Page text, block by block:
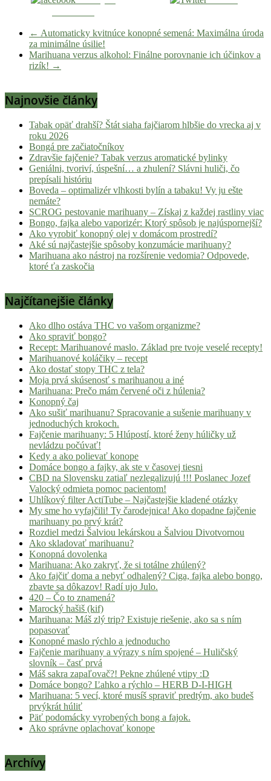
← Automaticky kvitnúce konopné semená: Maximálna úroda
za minimálne úsilie!
Marihuana verzus alkohol: Finálne porovnanie ich účinkov a
rizík! →
Najnovšie články
Tabak opäť drahší? Štát siaha fajčiarom hlbšie do vrecka aj v
roku 2026
Bongá pre začiatočníkov
Zdravšie fajčenie? Tabak verzus aromatické bylinky
Geniálni, tvoriví, úspešní… a zhulení? Slávni huliči, čo
prepísali históriu
Boveda – optimalizér vlhkosti bylín a tabaku! Vy ju ešte
nemáte?
SCROG pestovanie marihuany – Získaj z každej rastliny viac
Bongo, fajka alebo vaporizér: Ktorý spôsob je najúspornejší?
Ako vyrobiť konopný olej v domácom prostredí?
Aké sú najčastejšie spôsoby konzumácie marihuany?
Marihuana ako nástroj na rozšírenie vedomia? Odpovede,
ktoré ťa zaskočia
Najčítanejšie články
Ako dlho ostáva THC vo vašom organizme?
Ako spraviť bongo?
Recept: Marihuanové maslo. Základ pre tvoje veselé recepty!
Marihuanové koláčiky – recept
Ako dostať stopy THC z tela?
Moja prvá skúsenosť s marihuanou a iné
Marihuana: Prečo mám červené oči z húlenia?
Konopný čaj
Ako sušiť marihuanu? Spracovanie a sušenie marihuany v
jednoduchých krokoch.
Fajčenie marihuany: 5 Hlúpostí, ktoré ženy húličky už
nevládzu počúvať!
Kedy a ako polievať konope
Domáce bongo a fajky, ak ste v časovej tiesni
CBD na Slovensku zatiaľ nezlegalizujú !!! Poslanec Jozef
Valocký odmieta pomoc pacientom!
Uhlíkový filter ActiTube – Najčastejšie kladené otázky
My sme ho vyfajčili! Ty čarodejnica! Ako dopadne fajčenie
marihuany po prvý krát?
Rozdiel medzi Šalviou lekárskou a Šalviou Divotvornou
Ako skladovať marihuanu?
Konopná dovolenka
Marihuana: Ako zakryť, že si totálne zhúlený?
Ako fajčiť doma a nebyť odhalený? Ciga, fajka alebo bongo,
zbavte sa dôkazov! Radí ujo Julo.
420 – Čo to znamená?
Marocký hašiš (kif)
Marihuana: Máš zlý trip? Existuje riešenie, ako sa s ním
popasovať
Konopné maslo rýchlo a jednoducho
Fajčenie marihuany a výrazy s ním spojené – Huličský
slovník – časť prvá
Máš sakra zapaľovač?! Pekne zhúlené vtipy :D
Domáce bongo? Ľahko a rýchlo – HERB D-I-HIGH
Marihuana: 5 vecí, ktoré musíš spraviť predtým, ako budeš
prvýkrát húliť
Päť podomácky vyrobených bong a fajok.
Ako správne oplachovať konope
Archívy